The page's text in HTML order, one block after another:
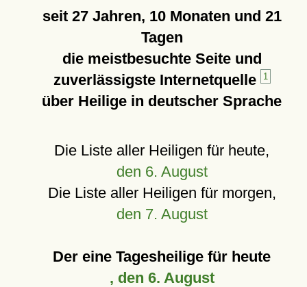
seit 27 Jahren, 10 Monaten und 21
Tagen
die meistbesuchte Seite und
zuverlässigste Internetquelle
1
über Heilige in deutscher Sprache
Die Liste aller Heiligen für heute,
den 6. August
Die Liste aller Heiligen für morgen,
den 7. August
Der eine Tagesheilige für heute
, den 6. August